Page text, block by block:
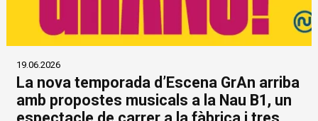
19.06.2026
La nova temporada d’Escena GrAn arriba
amb propostes musicals a la Nau B1, un